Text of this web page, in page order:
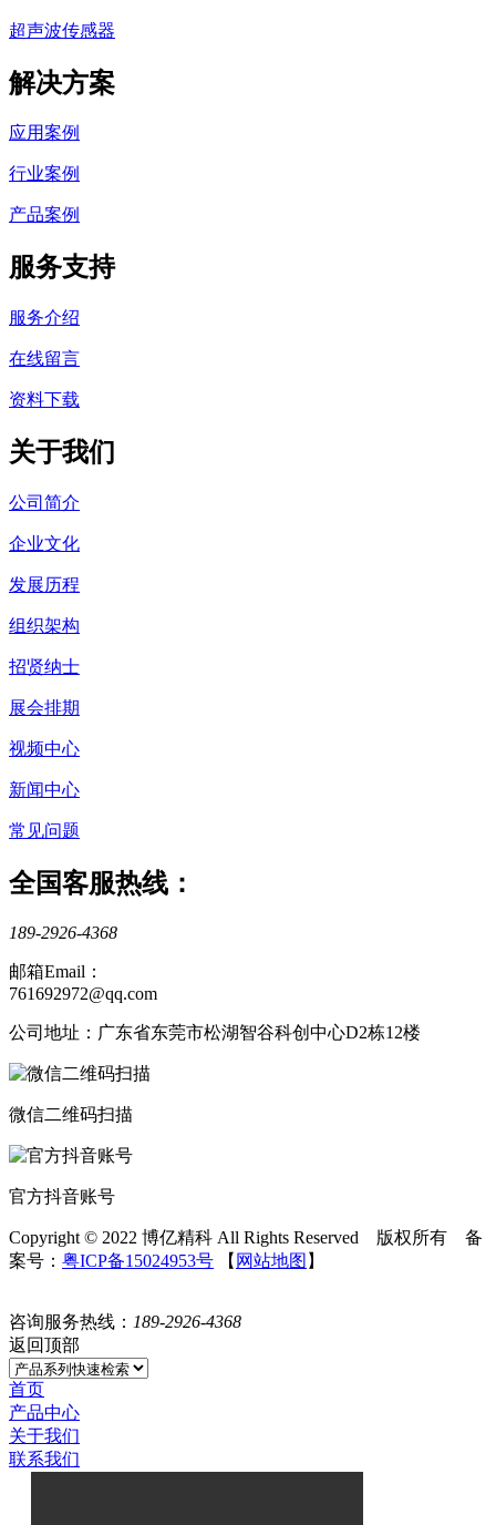
超声波传感器
解决方案
应用案例
行业案例
产品案例
服务支持
服务介绍
在线留言
资料下载
关于我们
公司简介
企业文化
发展历程
组织架构
招贤纳士
展会排期
视频中心
新闻中心
常见问题
全国客服热线：
189-2926-4368
邮箱Email：
761692972@qq.com
公司地址：广东省东莞市松湖智谷科创中心D2栋12楼
微信二维码扫描
官方抖音账号
Copyright © 2022 博亿精科 All Rights Reserved 版权所有 备
案号： 粤ICP备15024953号 【 网站地图 】
咨询服务热线： 189-2926-4368
返回顶部
首页
产品中心
关于我们
联系我们